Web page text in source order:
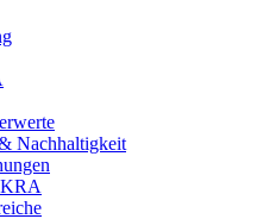
Nachhaltigkeit